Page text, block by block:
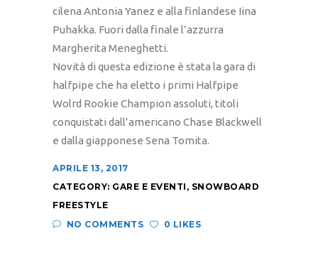
cilena Antonia Yanez e alla finlandese Iina
Puhakka. Fuori dalla finale l’azzurra
Margherita Meneghetti.
Novità di questa edizione è stata la gara di
halfpipe che ha eletto i primi Halfpipe
Wolrd Rookie Champion assoluti, titoli
conquistati dall’americano Chase Blackwell
e dalla giapponese Sena Tomita.
APRILE 13, 2017
CATEGORY: GARE E EVENTI , SNOWBOARD
FREESTYLE
NO COMMENTS
0 LIKES